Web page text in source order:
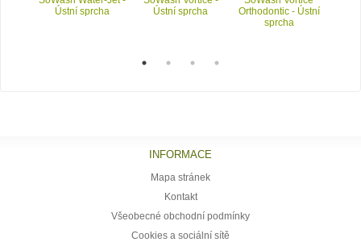
Ústní sprcha
Ústní sprcha
Orthodontic - Ústní
sprcha
INFORMACE
Mapa stránek
Kontakt
Všeobecné obchodní podmínky
Cookies a sociální sítě